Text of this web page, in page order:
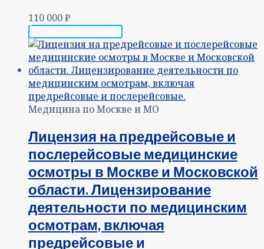
110 000₽
Медицина по Москве и МО
Лицензия на предрейсовые и
послерейсовые медицинские
осмотры в Москве и Московской
области. Лицензирование
деятельности по медицинским
осмотрам, включая
предрейсовые и